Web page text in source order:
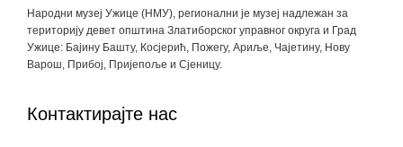
Народни музеј Ужице (НМУ), регионални je музеј надлежан за
територију девет општина Златиборског управног округа и Град
Ужице: Бајину Башту, Косјерић, Пожегу, Ариље, Чајетину, Нову
Варош, Прибој, Пријепоље и Сјеницу.
Контактирајте нас